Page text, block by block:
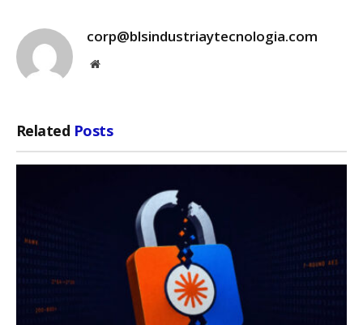
corp@blsindustriaytecnologia.com
Website
Related Posts